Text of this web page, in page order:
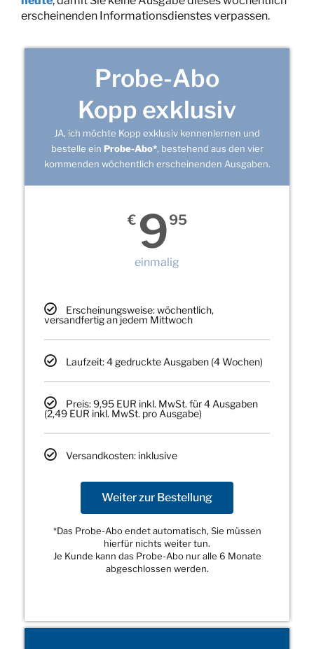
erscheinenden Informationsdienstes verpassen.
Probe-Abo
Kopp exklusiv
JA, ich möchte Kopp exklusiv kennenlernen und
bestelle ein Probe-Abo*, bestehend aus den vier
kommenden wöchentlich erscheinenden Ausgaben.
€ 995
einmalig
Erscheinungsweise: wöchentlich,
versandfertig an jedem Mittwoch
Laufzeit: 4 gedruckte Ausgaben (4 Wochen)
Preis: 9,95 EUR inkl. MwSt. für 4 Ausgaben
(2,49 EUR inkl. MwSt. pro Ausgabe)
Versandkosten: inklusive
Weiter zur Bestellung
*Das Probe-Abo endet automatisch, Sie müssen
hierfür nichts weiter tun.
Je Kunde kann das Probe-Abo nur alle 6 Monate
abgeschlossen werden.